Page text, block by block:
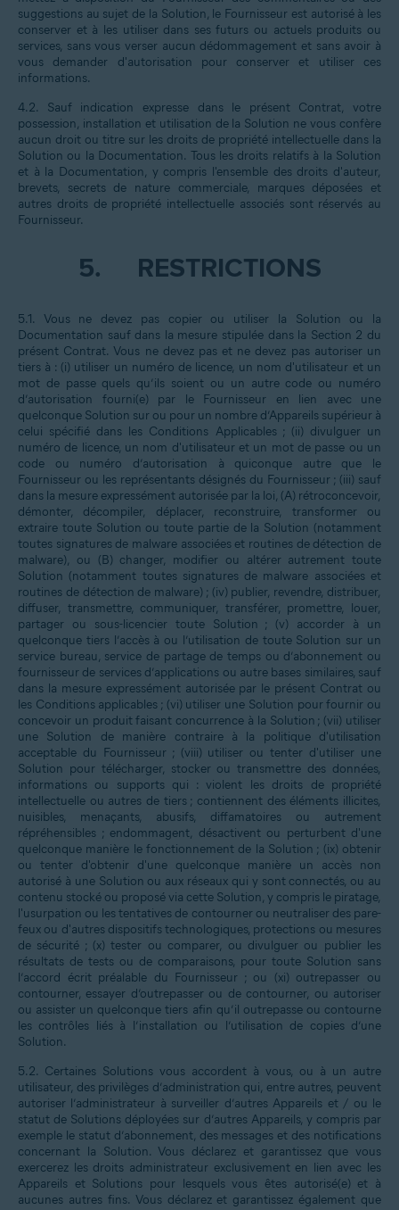
suggestions au sujet de la Solution, le Fournisseur est autorisé à les
conserver et à les utiliser dans ses futurs ou actuels produits ou
services, sans vous verser aucun dédommagement et sans avoir à
vous demander d'autorisation pour conserver et utiliser ces
informations.
4.2. Sauf indication expresse dans le présent Contrat, votre
possession, installation et utilisation de la Solution ne vous confère
aucun droit ou titre sur les droits de propriété intellectuelle dans la
Solution ou la Documentation. Tous les droits relatifs à la Solution
et à la Documentation, y compris l'ensemble des droits d'auteur,
brevets, secrets de nature commerciale, marques déposées et
autres droits de propriété intellectuelle associés sont réservés au
Fournisseur.
5. RESTRICTIONS
5.1. Vous ne devez pas copier ou utiliser la Solution ou la
Documentation sauf dans la mesure stipulée dans la Section 2 du
présent Contrat. Vous ne devez pas et ne devez pas autoriser un
tiers à : (i) utiliser un numéro de licence, un nom d'utilisateur et un
mot de passe quels qu’ils soient ou un autre code ou numéro
d’autorisation fourni(e) par le Fournisseur en lien avec une
quelconque Solution sur ou pour un nombre d’Appareils supérieur à
celui spécifié dans les Conditions Applicables ; (ii) divulguer un
numéro de licence, un nom d'utilisateur et un mot de passe ou un
code ou numéro d’autorisation à quiconque autre que le
Fournisseur ou les représentants désignés du Fournisseur ; (iii) sauf
dans la mesure expressément autorisée par la loi, (A) rétroconcevoir,
démonter, décompiler, déplacer, reconstruire, transformer ou
extraire toute Solution ou toute partie de la Solution (notamment
toutes signatures de malware associées et routines de détection de
malware), ou (B) changer, modifier ou altérer autrement toute
Solution (notamment toutes signatures de malware associées et
routines de détection de malware) ; (iv) publier, revendre, distribuer,
diffuser, transmettre, communiquer, transférer, promettre, louer,
partager ou sous-licencier toute Solution ; (v) accorder à un
quelconque tiers l’accès à ou l’utilisation de toute Solution sur un
service bureau, service de partage de temps ou d’abonnement ou
fournisseur de services d’applications ou autre bases similaires, sauf
dans la mesure expressément autorisée par le présent Contrat ou
les Conditions applicables ; (vi) utiliser une Solution pour fournir ou
concevoir un produit faisant concurrence à la Solution ; (vii) utiliser
une Solution de manière contraire à la politique d'utilisation
acceptable du Fournisseur ; (viii) utiliser ou tenter d'utiliser une
Solution pour télécharger, stocker ou transmettre des données,
informations ou supports qui : violent les droits de propriété
intellectuelle ou autres de tiers ; contiennent des éléments illicites,
nuisibles, menaçants, abusifs, diffamatoires ou autrement
répréhensibles ; endommagent, désactivent ou perturbent d'une
quelconque manière le fonctionnement de la Solution ; (ix) obtenir
ou tenter d'obtenir d'une quelconque manière un accès non
autorisé à une Solution ou aux réseaux qui y sont connectés, ou au
contenu stocké ou proposé via cette Solution, y compris le piratage,
l'usurpation ou les tentatives de contourner ou neutraliser des pare-
feux ou d'autres dispositifs technologiques, protections ou mesures
de sécurité ; (x) tester ou comparer, ou divulguer ou publier les
résultats de tests ou de comparaisons, pour toute Solution sans
l’accord écrit préalable du Fournisseur ; ou (xi) outrepasser ou
contourner, essayer d’outrepasser ou de contourner, ou autoriser
ou assister un quelconque tiers afin qu’il outrepasse ou contourne
les contrôles liés à l’installation ou l’utilisation de copies d’une
Solution.
5.2. Certaines Solutions vous accordent à vous, ou à un autre
utilisateur, des privilèges d’administration qui, entre autres, peuvent
autoriser l’administrateur à surveiller d’autres Appareils et / ou le
statut de Solutions déployées sur d’autres Appareils, y compris par
exemple le statut d’abonnement, des messages et des notifications
concernant la Solution. Vous déclarez et garantissez que vous
exercerez les droits administrateur exclusivement en lien avec les
Appareils et Solutions pour lesquels vous êtes autorisé(e) et à
aucunes autres fins. Vous déclarez et garantissez également que